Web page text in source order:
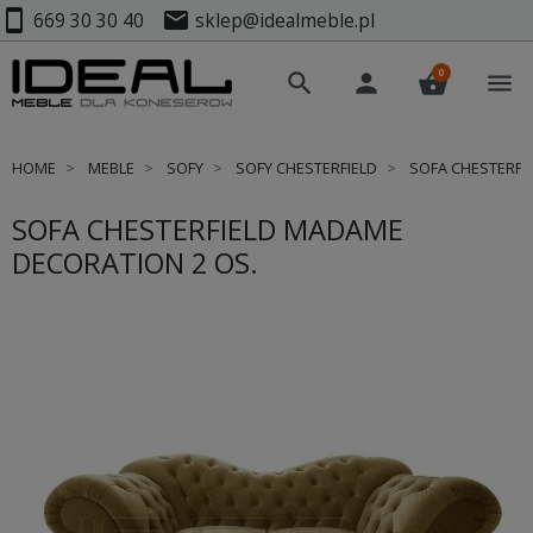
smartphone 669 30 30 40 mail sklep@idealmeble.pl
search person shopping_basket
0 menu
HOME MEBLE SOFY SOFY CHESTERFIELD SOFA
SOFA CHESTERFIELD MADAME
DECORATION 2 OS.